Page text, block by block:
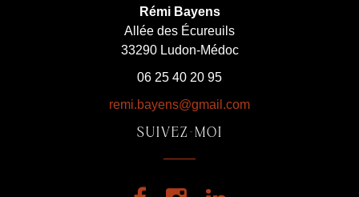
Rémi Bayens
Allée des Écureuils
33290 Ludon-Médoc
06 25 40 20 95
remi.bayens@gmail.com
SUIVEZ-MOI